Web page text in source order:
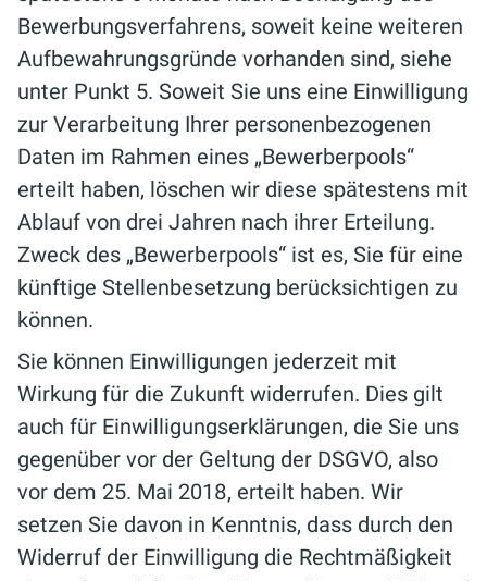
Bewerbungsverfahrens, soweit keine weiteren
Aufbewahrungsgründe vorhanden sind, siehe
unter Punkt 5. Soweit Sie uns eine Einwilligung
zur Verarbeitung Ihrer personenbezogenen
Daten im Rahmen eines „Bewerberpools“
erteilt haben, löschen wir diese spätestens mit
Ablauf von drei Jahren nach ihrer Erteilung.
Zweck des „Bewerberpools“ ist es, Sie für eine
künftige Stellenbesetzung berücksichtigen zu
können.
Sie können Einwilligungen jederzeit mit
Wirkung für die Zukunft widerrufen. Dies gilt
auch für Einwilligungserklärungen, die Sie uns
gegenüber vor der Geltung der DSGVO, also
vor dem 25. Mai 2018, erteilt haben. Wir
setzen Sie davon in Kenntnis, dass durch den
Widerruf der Einwilligung die Rechtmäßigkeit